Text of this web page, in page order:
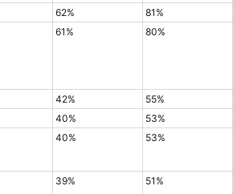
62%
81%
61% 80%
42%
55%
40%
53%
40% 53%
39% 51%